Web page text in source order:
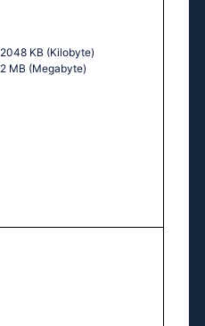
2048 KB (Kilobyte)
2 MB (Megabyte)